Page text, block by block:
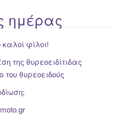
ημέρας
φίλοι!
της θυρεοειδίτιδας
θυρεοειδούς